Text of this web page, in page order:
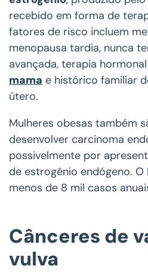
recebido em forma de
fatores de risco incluem
menopausa tardia, nunca
avançada, terapia
mama e histórico familiar
útero.
Mulheres obesas também
desenvolver carcinoma
possivelmente por
de estrogênio endógeno.
menos de 8 mil casos
Cânceres de
vulva